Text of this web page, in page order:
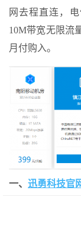
网去程直连，
10M带宽无限流
月付购入。
一、 迅勇科技官